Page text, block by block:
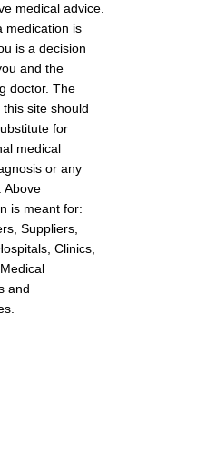
medical advice.
medication is
is a decision
and the
doctor. The
site should
for
medical
or any
Above
is meant for:
Suppliers,
Clinics,
and